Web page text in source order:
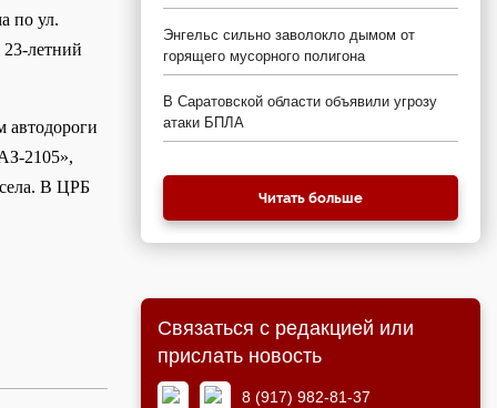
по ул.
летний
2105»,
В ЦРБ
Энгельс сильно заволокло дымом от
горящего мусорного полигона
В Саратовской области объявили угрозу
атаки БПЛА
Читать больше
Связаться с редакцией или
прислать новость
8 (917) 982-81-37